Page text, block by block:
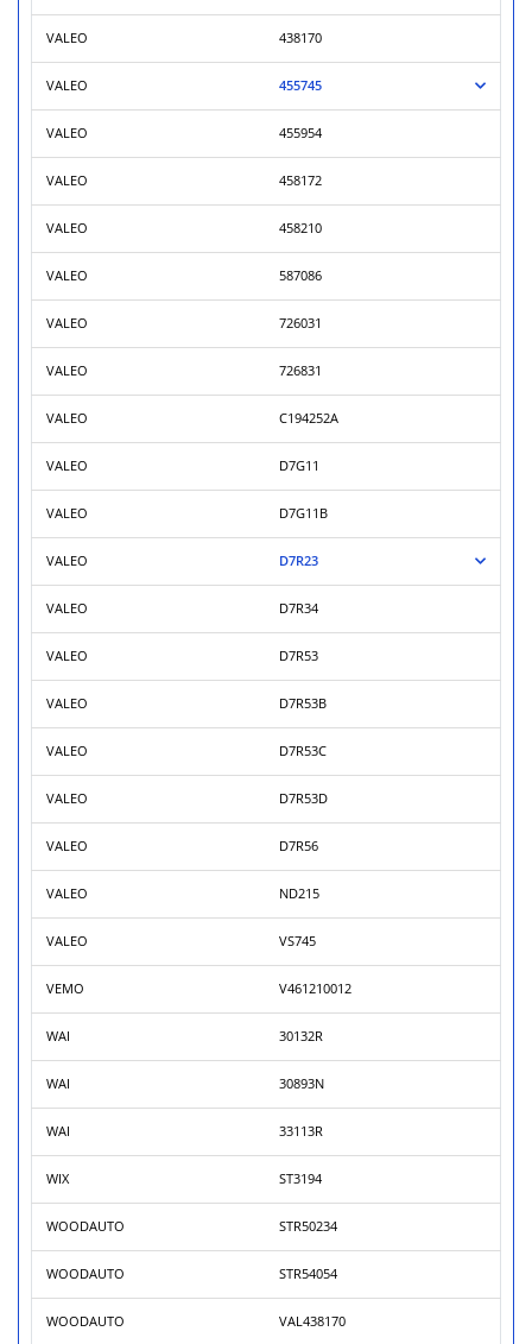
VALEO 438170
VALEO 455745
VALEO 455954
VALEO 458172
VALEO 458210
VALEO 587086
VALEO 726031
VALEO 726831
VALEO C194252A
VALEO D7G11
VALEO D7G11B
VALEO D7R23
VALEO D7R34
VALEO D7R53
VALEO D7R53B
VALEO D7R53C
VALEO D7R53D
VALEO D7R56
VALEO ND215
VALEO VS745
VEMO V461210012
WAI 30132R
WAI 30893N
WAI 33113R
WIX ST3194
WOODAUTO STR50234
WOODAUTO STR54054
WOODAUTO VAL438170